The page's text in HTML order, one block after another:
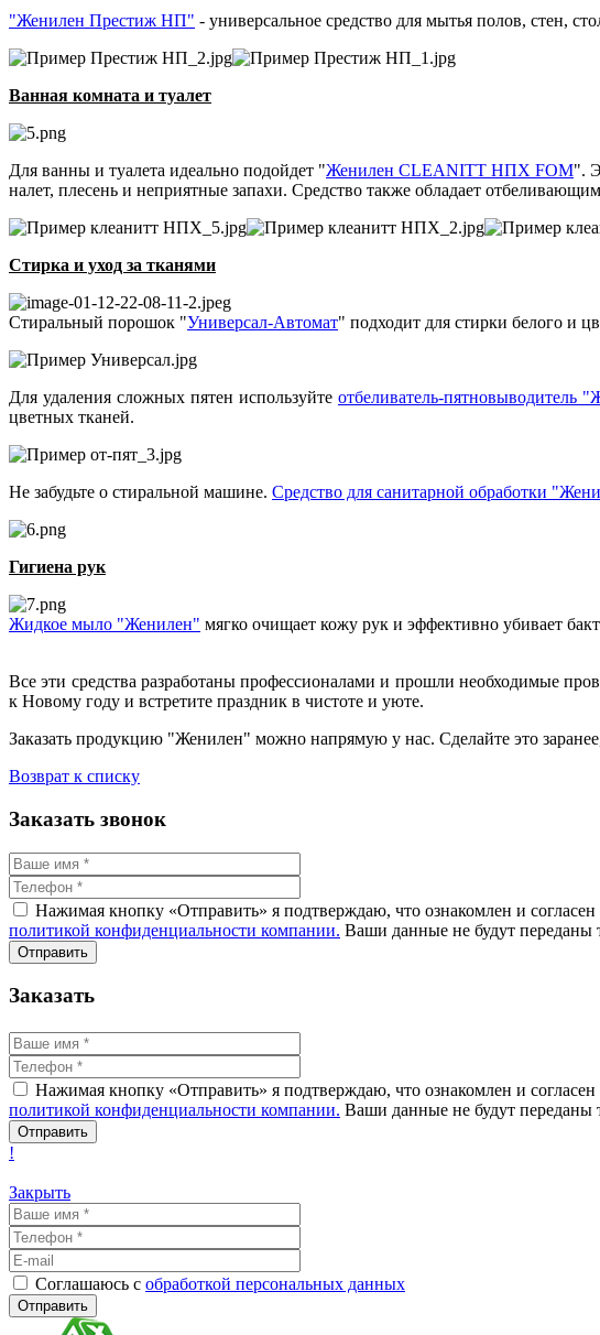
"Женилен Престиж НП" - универсальное средство для мытья полов, стен,
Ванная комната и туалет
Для ванны и туалета идеально подойдет "Женилен CLEANITT НПХ FOM".
налет, плесень и неприятные запахи. Средство также обладает
Стирка и уход за тканями
Стиральный порошок "Универсал-Автомат" подходит для стирки белого и
Для удаления сложных пятен используйте отбеливатель-пятновыводитель
цветных тканей.
Не забудьте о стиральной машине. Средство для санитарной обработки
Гигиена рук
Жидкое мыло "Женилен" мягко очищает кожу рук и эффективно убивает
Все эти средства разработаны профессионалами и прошли необходимые
к Новому году и встретите праздник в чистоте и уюте.
Заказать продукцию "Женилен" можно напрямую у нас. Сделайте это
Возврат к списку
Заказать звонок
Нажимая кнопку «Отправить» я подтверждаю, что ознакомлен и
политикой конфиденциальности компании. Ваши данные не будут переданы
Заказать
Нажимая кнопку «Отправить» я подтверждаю, что ознакомлен и
политикой конфиденциальности компании. Ваши данные не будут переданы
!
Закрыть
Соглашаюсь с обработкой персональных данных